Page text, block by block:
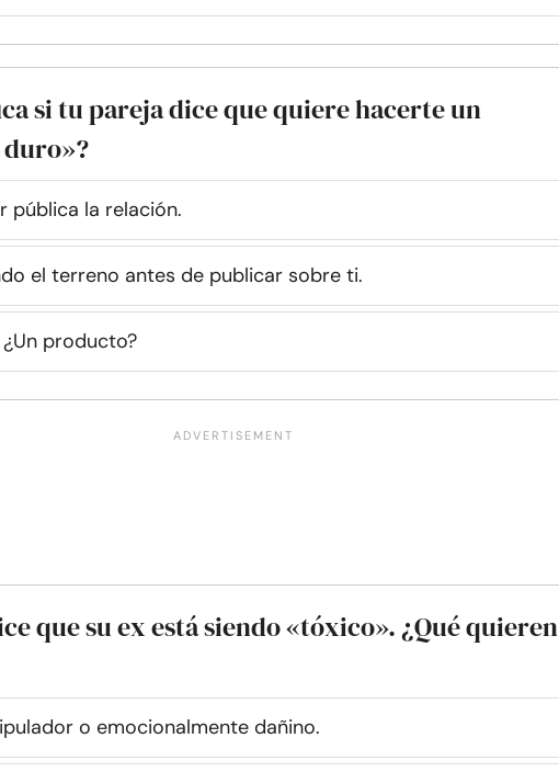
si tu pareja dice que quiere hacerte un
pública la relación.
el terreno antes de publicar sobre ti.
producto?
que su ex está siendo «tóxico». ¿Qué quieren
o emocionalmente dañino.